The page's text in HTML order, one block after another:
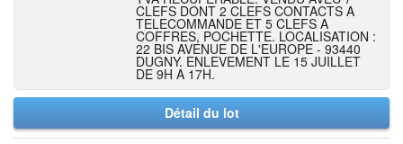
CLEFS DONT 2 CLEFS CONTACTS A
TELECOMMANDE ET 5 CLEFS A
COFFRES, POCHETTE. LOCALISATION :
22 BIS AVENUE DE L'EUROPE - 93440
DUGNY. ENLEVEMENT LE 15 JUILLET
DE 9H A 17H.
Détail du lot